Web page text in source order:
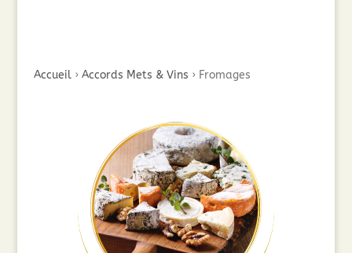
Accueil› Accords Mets & Vins › Fromages